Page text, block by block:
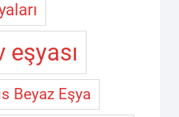
eşyası
Beyaz Eşya